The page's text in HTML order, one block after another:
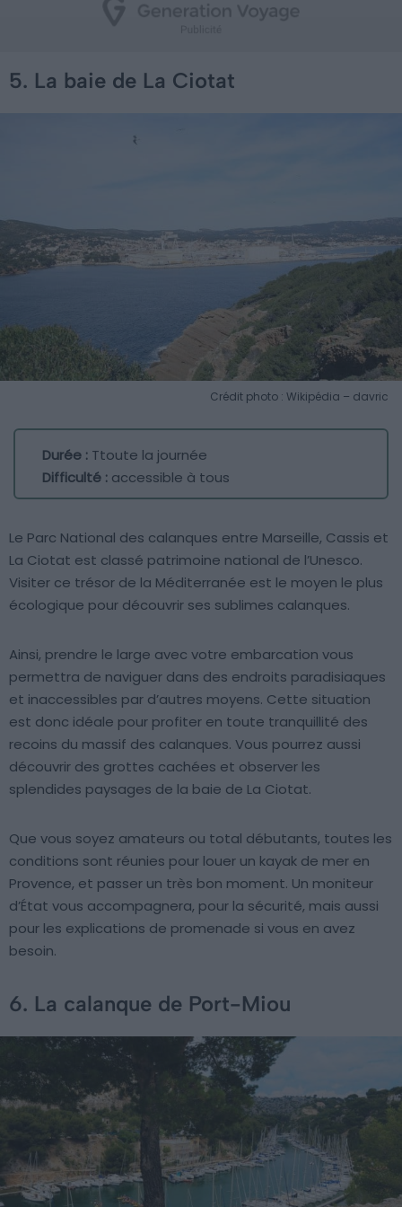
5. La baie de La Ciotat
Crédit photo : Wikipédia – davric
Durée : Ttoute la journée
Difficulté : accessible à tous
Le Parc National des calanques entre Marseille, Cassis et
La Ciotat est classé patrimoine national de l’Unesco.
Visiter ce trésor de la Méditerranée est le moyen le plus
écologique pour découvrir ses sublimes calanques.
Ainsi, prendre le large avec votre embarcation vous
permettra de naviguer dans des endroits paradisiaques
et inaccessibles par d’autres moyens. Cette situation
est donc idéale pour profiter en toute tranquillité des
recoins du massif des calanques. Vous pourrez aussi
découvrir des grottes cachées et observer les
splendides paysages de la baie de La Ciotat.
Que vous soyez amateurs ou total débutants, toutes les
conditions sont réunies pour louer un kayak de mer en
Provence, et passer un très bon moment. Un moniteur
d’État vous accompagnera, pour la sécurité, mais aussi
pour les explications de promenade si vous en avez
besoin.
6. La calanque de Port-Miou